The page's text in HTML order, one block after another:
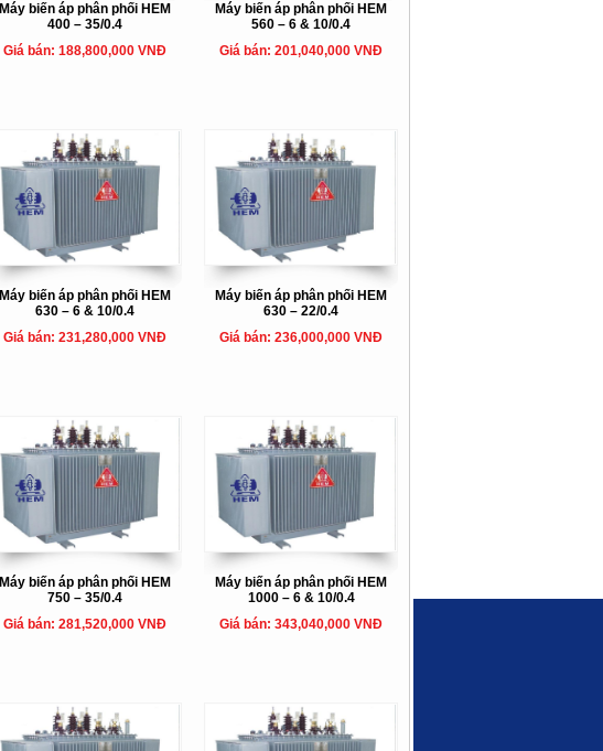
Máy biến áp phân phối HEM
400 – 35/0.4
Giá bán: 188,800,000 VNĐ
Máy biến áp phân phối HEM
560 – 6 & 10/0.4
Giá bán: 201,040,000 VNĐ
Máy biến áp phân phối HEM
630 – 6 & 10/0.4
Giá bán: 231,280,000 VNĐ
Máy biến áp phân phối HEM
630 – 22/0.4
Giá bán: 236,000,000 VNĐ
Máy biến áp phân phối HEM
750 – 35/0.4
Giá bán: 281,520,000 VNĐ
Máy biến áp phân phối HEM
1000 – 6 & 10/0.4
Giá bán: 343,040,000 VNĐ